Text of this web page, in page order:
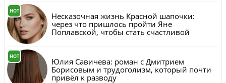
HOT
Несказочная жизнь Красной шапочки:
через что пришлось пройти Яне
Поплавской, чтобы стать счастливой
HOT
Юлия Савичева: роман с Дмитрием
Борисовым и трудоголизм, который почти
привёл к разводу